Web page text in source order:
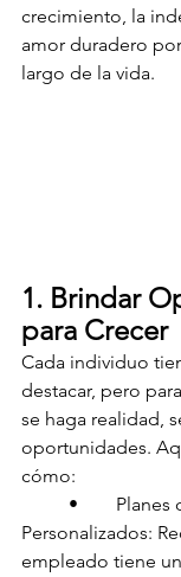
crecimiento, la
amor duradero
largo de la vida.
1. Brindar
para Crecer
Cada individuo
destacar, pero
se haga realidad,
oportunidades.
cómo:
Personalizados:
empleado tiene